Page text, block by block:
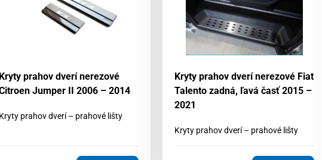
prahov dverí nerezové
Jumper II 2006 – 2014
prahov dverí – prahové lišty
Kryty prahov dverí nerezové Fiat
Talento zadná, ľavá časť 2015 –
2021
Kryty prahov dverí – prahové lišty